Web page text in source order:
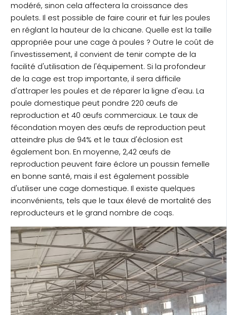
modéré, sinon cela affectera la croissance des
poulets. Il est possible de faire courir et fuir les poules
en réglant la hauteur de la chicane. Quelle est la taille
appropriée pour une cage à poules ? Outre le coût de
l'investissement, il convient de tenir compte de la
facilité d'utilisation de l'équipement. Si la profondeur
de la cage est trop importante, il sera difficile
d'attraper les poules et de réparer la ligne d'eau. La
poule domestique peut pondre 220 œufs de
reproduction et 40 œufs commerciaux. Le taux de
fécondation moyen des œufs de reproduction peut
atteindre plus de 94% et le taux d'éclosion est
également bon. En moyenne, 2,42 œufs de
reproduction peuvent faire éclore un poussin femelle
en bonne santé, mais il est également possible
d'utiliser une cage domestique. Il existe quelques
inconvénients, tels que le taux élevé de mortalité des
reproducteurs et le grand nombre de coqs.